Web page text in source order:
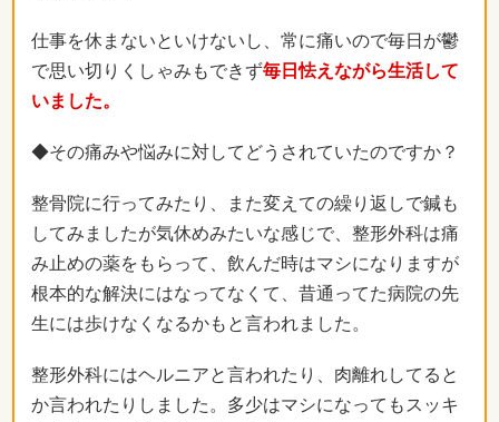
仕事を休まないといけないし、常に痛いので毎日が鬱
で思い切りくしゃみもできず毎日怯えながら生活して
いました。
◆その痛みや悩みに対してどうされていたのですか？
整骨院に行ってみたり、また変えての繰り返しで鍼も
してみましたが気休めみたいな感じで、整形外科は痛
み止めの薬をもらって、飲んだ時はマシになりますが
根本的な解決にはなってなくて、昔通ってた病院の先
生には歩けなくなるかもと言われました。
整形外科にはヘルニアと言われたり、肉離れしてると
か言われたりしました。多少はマシになってもスッキ